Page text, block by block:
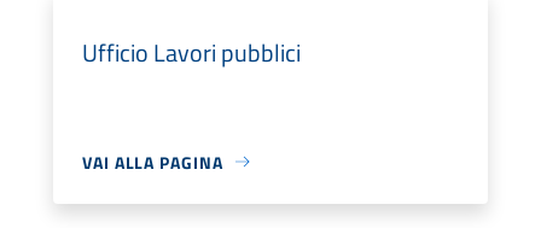
Ufficio Lavori pubblici
VAI ALLA PAGINA